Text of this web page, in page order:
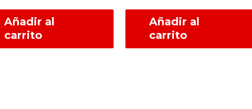
Añadir al
carrito
Añadir al
carrito